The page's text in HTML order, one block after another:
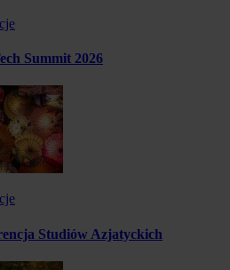
Summit 2026
Studiów Azjatyckich